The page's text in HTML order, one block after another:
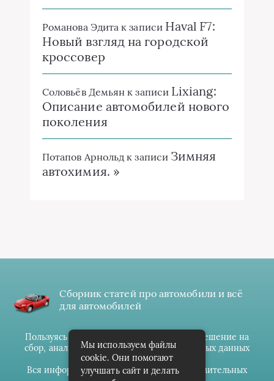
Романова Эдита к записи Haval F7:
Новый взгляд на городской
кроссовер
Соловьёв Демьян к записи Lixiang:
Описание автомобилей нового
поколения
Потапов Арнольд к записи Зимняя
автохимия. »
Сборник статей про автомобили и всё
для автомобилей
Пользуясь данным ресурсом вы даёте разрешение на
сбор, анализ и хранение своих персональных данных
согласноПравилам
Вся информация предоставлена в ознакомительных
Мы используем файлы
cookie. Они помогают
улучшать сайт и делать